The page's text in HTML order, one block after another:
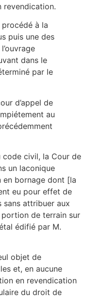
revendication.
procédé à la
puis une des
dans le
par le
d’appel de
au
civil, la Cour de
un laconique
en bornage dont [la
eu pour effet de
attribuer aux
de terrain sur
édifié par M.
objet de
et, en aucune
en revendication
du droit de